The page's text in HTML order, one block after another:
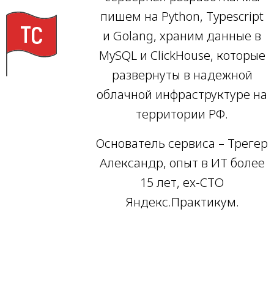
пишем на Python, Typescript
и Golang, храним данные в
MySQL и ClickHouse, которые
развернуты в надежной
облачной инфраструктуре на
территории РФ.
Основатель сервиса – Трегер
Александр, опыт в ИТ более
15 лет, ex-CTO
Яндекс.Практикум.